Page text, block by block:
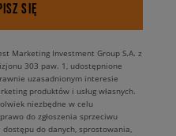
SIĘ
Marketing Investment Group S.A. z
303 paw. 1, udostępnione
uzasadnionym interesie
produktów i usług własnych.
niezbędne w celu
do zgłoszenia sprzeciwu
do danych, sprostowania,